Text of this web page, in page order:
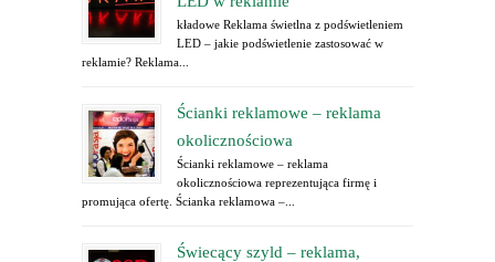
kładowe Reklama świetlna z podświetleniem
LED – jakie podświetlenie zastosować w
reklamie? Reklama...
Ścianki reklamowe – reklama
okolicznościowa
Ścianki reklamowe – reklama
okolicznościowa reprezentująca firmę i
promująca ofertę. Ścianka reklamowa –...
Świecący szyld – reklama,